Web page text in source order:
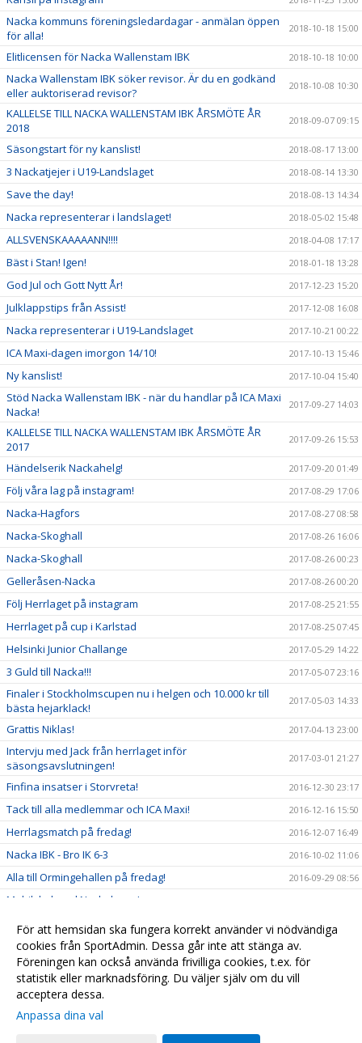
Nacka kommuns föreningsledardagar - anmälan öppen
för alla!
2018-10-18 15:00
Elitlicensen för Nacka Wallenstam IBK 2018-10-18 10:00
Nacka Wallenstam IBK söker revisor. Är du en godkänd
eller auktoriserad revisor?
2018-10-08 10:30
KALLELSE TILL NACKA WALLENSTAM IBK ÅRSMÖTE ÅR
2018
2018-09-07 09:15
Säsongstart för ny kanslist! 2018-08-17 13:00
3 Nackatjejer i U19-Landslaget 2018-08-14 13:30
Save the day! 2018-08-13 14:34
Nacka representerar i landslaget! 2018-05-02 15:48
ALLSVENSKAAAAANN!!!! 2018-04-08 17:17
Bäst i Stan! Igen! 2018-01-18 13:28
God Jul och Gott Nytt År! 2017-12-23 15:20
Julklappstips från Assist! 2017-12-08 16:08
Nacka representerar i U19-Landslaget 2017-10-21 00:22
ICA Maxi-dagen imorgon 14/10! 2017-10-13 15:46
Ny kanslist! 2017-10-04 15:40
Stöd Nacka Wallenstam IBK - när du handlar på ICA Maxi
Nacka!
2017-09-27 14:03
KALLELSE TILL NACKA WALLENSTAM IBK ÅRSMÖTE ÅR
2017
2017-09-26 15:53
Händelserik Nackahelg! 2017-09-20 01:49
Följ våra lag på instagram! 2017-08-29 17:06
Nacka-Hagfors 2017-08-27 08:58
Nacka-Skoghall 2017-08-26 16:06
Nacka-Skoghall 2017-08-26 00:23
Gelleråsen-Nacka 2017-08-26 00:20
Följ Herrlaget på instagram 2017-08-25 21:55
Herrlaget på cup i Karlstad 2017-08-25 07:45
Helsinki Junior Challange 2017-05-29 14:22
3 Guld till Nacka!!! 2017-05-07 23:16
Finaler i Stockholmscupen nu i helgen och 10.000 kr till
bästa hejarklack!
2017-05-03 14:33
Grattis Niklas! 2017-04-13 23:00
Intervju med Jack från herrlaget inför
säsongsavslutningen!
2017-03-01 21:27
Finfina insatser i Storvreta! 2016-12-30 23:17
Tack till alla medlemmar och ICA Maxi! 2016-12-16 15:50
Herrlagsmatch på fredag! 2016-12-07 16:49
Nacka IBK - Bro IK 6-3 2016-10-02 11:06
Alla till Ormingehallen på fredag! 2016-09-29 08:56
Mobilskal med Nackalogga!
Se dam och herrlaget och bidra till framtiden! 2016-09-20 13:38
Kallelse till årsmöte 2016-09-16 17:45
Snart dags för ny hemsida! 2013-10-01 12:57
För att hemsidan ska fungera korrekt använder vi nödvändiga
cookies från SportAdmin. Dessa går inte att stänga av.
Föreningen kan också använda frivilliga cookies, t.ex. för
statistik eller marknadsföring. Du väljer själv om du vill
acceptera dessa.
Anpassa dina val